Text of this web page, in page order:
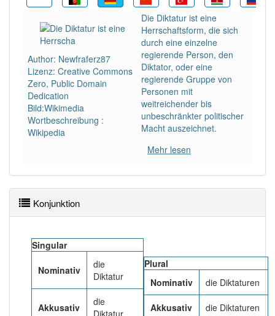
Häufigkeit: 6 von 10
Wörter mit Endung -diktatur: 5
Wörter mit Endung-diktaturaber mit einem anderen
Artikeldie: 0
97% unserer Spielapp-Nutzer haben den Artikel
korrekt erraten.
Author: Newfraferz87
Lizenz: Creative Commons
Zero, Public Domain
Dedication
Bild:Wikimedia
Wortbeschreibung :
Wikipedia
Die Diktatur ist eine
Herrschaftsform, die sich
durch eine einzelne
regierende Person, den
Diktator, oder eine
regierende Gruppe von
Personen mit
weitreichender bis
unbeschränkter politischer
Macht auszeichnet.
Mehr lesen
Konjunktion
Singular
Nominativ
die
Diktatur
Akkusativ
die
Diktatur
Plural
Nominativ
die Diktaturen
Akkusativ die Diktaturen